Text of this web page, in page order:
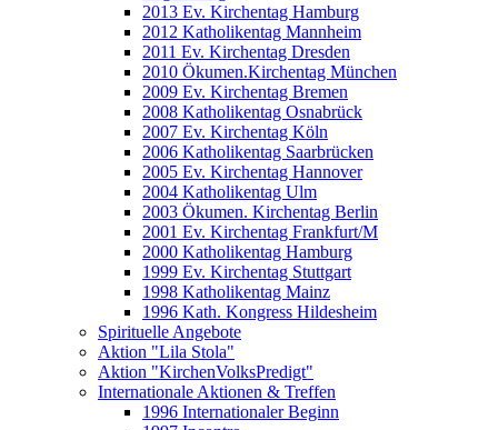
2013 Ev. Kirchentag Hamburg
2012 Katholikentag Mannheim
2011 Ev. Kirchentag Dresden
2010 Ökumen.Kirchentag München
2009 Ev. Kirchentag Bremen
2008 Katholikentag Osnabrück
2007 Ev. Kirchentag Köln
2006 Katholikentag Saarbrücken
2005 Ev. Kirchentag Hannover
2004 Katholikentag Ulm
2003 Ökumen. Kirchentag Berlin
2001 Ev. Kirchentag Frankfurt/M
2000 Katholikentag Hamburg
1999 Ev. Kirchentag Stuttgart
1998 Katholikentag Mainz
1996 Kath. Kongress Hildesheim
Spirituelle Angebote
Aktion "Lila Stola"
Aktion "KirchenVolksPredigt"
Internationale Aktionen & Treffen
1996 Internationaler Beginn